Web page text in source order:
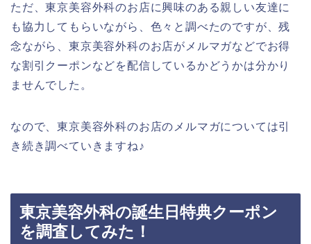
ただ、東京美容外科のお店に興味のある親しい友達に
も協力してもらいながら、色々と調べたのですが、残
念ながら、東京美容外科のお店がメルマガなどでお得
な割引クーポンなどを配信しているかどうかは分かり
ませんでした。
なので、東京美容外科のお店のメルマガについては引
き続き調べていきますね♪
東京美容外科の誕生日特典クーポン
を調査してみた！